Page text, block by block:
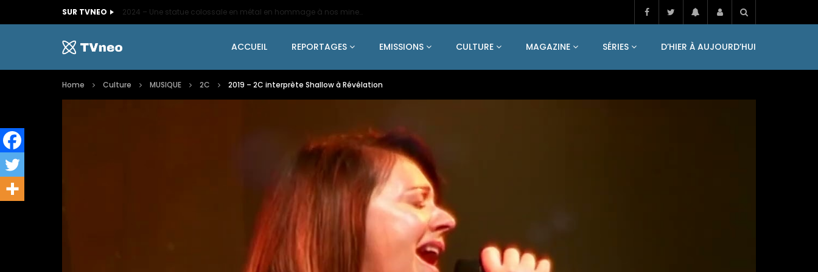
SUR TVNEO 2024 – Une statue colossale en métal en hommage à nos mineurs de fer
ACCUEIL REPORTAGES EMISSIONS CULTURE MAGAZINE SÉRIES D’HIER À AUJOURD’HUI
Home Culture MUSIQUE 2C 2019 – 2C interprète Shallow à Révélation